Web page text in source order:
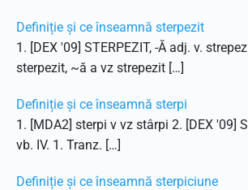
Definiție și ce înseamnă sterpezit
1. [DEX '09] STERPEZIT, -Ă adj. v.
sterpezit, ~ă a vz strepezit […]
Definiție și ce înseamnă sterpi
1. [MDA2] sterpi v vz stârpi 2. [DEX '09]
vb. IV. 1. Tranz. […]
Definiție și ce înseamnă sterpiciune